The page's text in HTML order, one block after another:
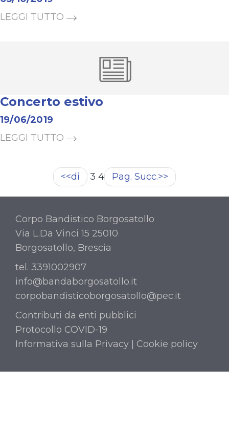
LEGGI TUTTO
Concerto estivo
19/06/2019
LEGGI TUTTO
<<di 3 4 Pag. Succ.>>
Corpo Bandistico Borgosatollo
Via L.Da Vinci 15 25010
Borgosatollo, Brescia
tel. 3391002907
info@bandaborgosatollo.it
corpobandisticoborgosatollo@pec.it
Contributi da enti pubblici
Protocollo COVID-19
Informativa sulla Privacy
Cookie policy